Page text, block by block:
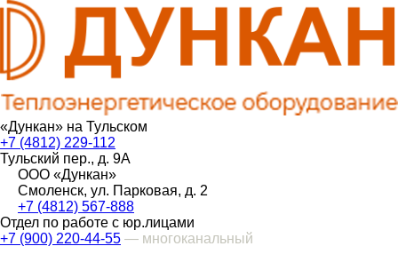
«Дункан» на Тульском
+7 (4812) 229-112
Тульский пер., д. 9А
ООО «Дункан»
Смоленск, ул. Парковая, д. 2
+7 (4812) 567-888
Отдел по работе с юр.лицами
+7 (900) 220-44-55 — многоканальный